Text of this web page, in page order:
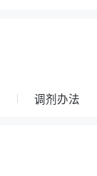
调剂办法